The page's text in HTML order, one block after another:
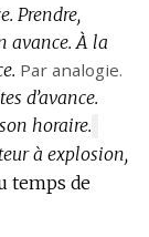
Prendre,
avance. À la
Par analogie.
d’avance.
horaire.
DE
à explosion,
temps de